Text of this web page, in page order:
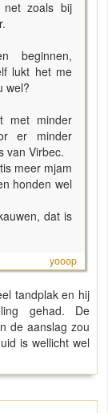
zoals bij
beginnen,
lukt het me
wel?
met minder
er minder
van Virbec.
meer mjam
honden wel
dat is
yooop
tandplak en hij
gehad. De
de aanslag zou
is wellicht wel